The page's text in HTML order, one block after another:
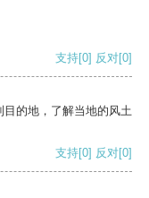
支持[0] 反对[0]
的地，了解当地的风土
支持[0] 反对[0]